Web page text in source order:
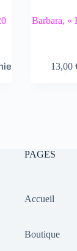
Barbara, «
13,00
PAGES
Accueil
Boutique